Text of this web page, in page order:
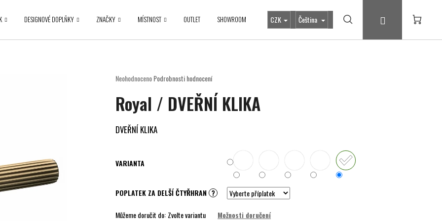
DESIGNOVÉ DOPLŇKY ZNAČKY MÍSTNOST OUTLET SHOWROOM CZK Čeština Hledat PřihlášeníNákupní
Průměrné
produktu
je
z
5
NeohodnocenoPodrobnosti hodnocení
Royal / DVEŘNÍ KLIKA
DVEŘNÍ KLIKA
VARIANTA
POPLATEK ZA DELŠÍ ČTYŘHRAN ?
Můžeme doručit do: Zvolte variantu Možnosti doručení